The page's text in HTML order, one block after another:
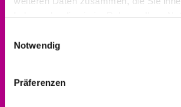
Notwendig
Präferenzen
Bitte akzeptieren Sie Marketing-
um diese Karte